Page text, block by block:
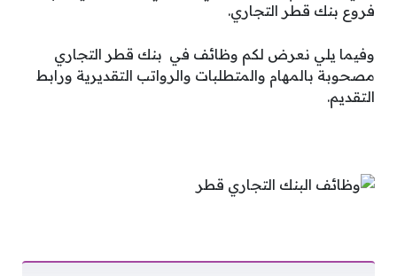
فروع بنك قطر التجاري.
وفيما يلي نعرض لكم وظائف في بنك قطر التجاري
مصحوبة بالمهام والمتطلبات والرواتب التقديرية ورابط
التقديم.